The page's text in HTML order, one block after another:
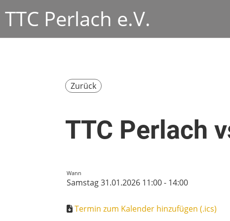
TTC Perlach e.V.
Zurück
TTC Perlach
Wann
Samstag 31.01.2026 11:00 - 14:00
Termin zum Kalender hinzufügen (.ics)